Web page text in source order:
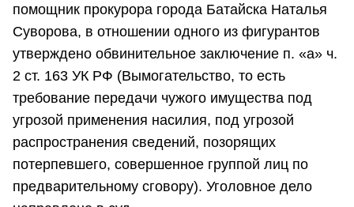
помощник прокурора города Батайска Наталья
Суворова, в отношении одного из фигурантов
утверждено обвинительное заключение п. «а» ч.
2 ст. 163 УК РФ (Вымогательство, то есть
требование передачи чужого имущества под
угрозой применения насилия, под угрозой
распространения сведений, позорящих
потерпевшего, совершенное группой лиц по
предварительному сговору). Уголовное дело